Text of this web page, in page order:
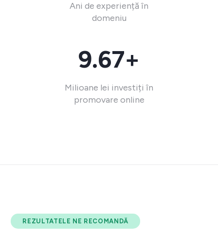
Ani de experiență în
domeniu
9.67+
Milioane lei investiți în
promovare online
REZULTATELE NE RECOMANDĂ